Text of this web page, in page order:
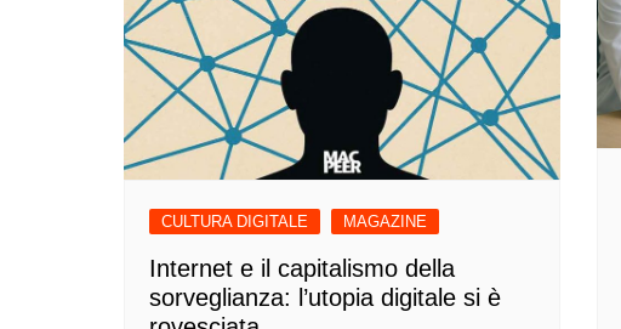
CULTURA DIGITALE MAGAZINE
Internet e il capitalismo della
sorveglianza: l’utopia digitale si è